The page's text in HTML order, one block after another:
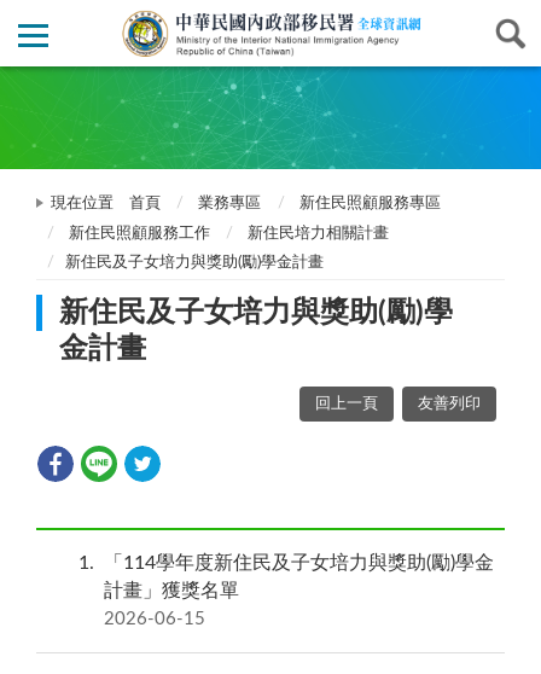
現在位置 首頁 業務專區
新住民照顧服務專區
新住民照顧服務工作
新住民培力相關計畫
新住民及子女培力與獎助(勵)學金計畫
新住民及子女培力與獎助(勵)學
金計畫
回上一頁 友善列印
1
「114學年度新住民及子女培力與獎助(勵)學金
計畫」獲獎名單
2026-06-15